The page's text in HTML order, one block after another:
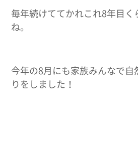
毎年続けててかれこれ8年目く
ね。
今年の8月にも家族みんなで自
りをしました！